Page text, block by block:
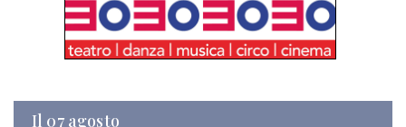
Il 07 agosto